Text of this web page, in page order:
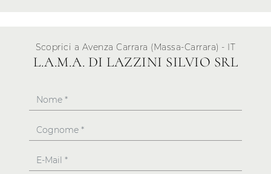
Scoprici a Avenza Carrara (Massa-Carrara) - IT
L.A.M.A. DI LAZZINI SILVIO SRL